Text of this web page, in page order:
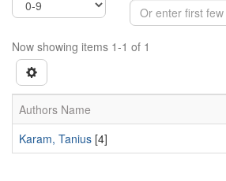
Now showing items 1-1 of 1
Authors Name
Karam, Tanius [4]